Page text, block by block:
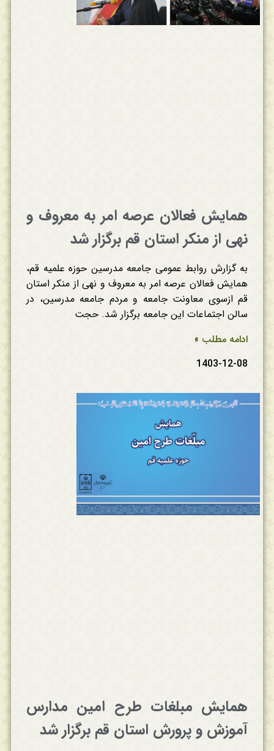
همایش فعالان عرصه امر به معروف و
نهی از منکر استان قم برگزار شد
به گزارش روابط عمومی جامعه مدرسین حوزه علمیه قم،
همایش فعالان عرصه امر به معروف و نهی از منکر استان
قم ازسوی معاونت جامعه و مردم جامعه مدرسین، در
سالن اجتماعات این جامعه برگزار شد. حجت
ادامه مطلب »
1403-12-08
همایش مبلغات طرح امین مدارس
آموزش و پرورش استان قم برگزار شد